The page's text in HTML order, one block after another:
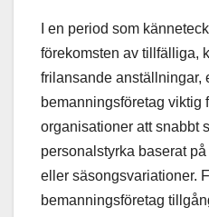
I en period som
förekomsten av tillfälliga,
frilansande anställningar,
bemanningsföretag viktig
organisationer att snabbt
personalstyrka baserat
eller säsongsvariationer.
bemanningsföretag